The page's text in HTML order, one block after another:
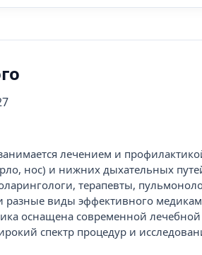
лечением и
нос) и нижних дыхательных
терапевты,
разные виды эффективного
оснащена современной лечебной
спектр процедур и